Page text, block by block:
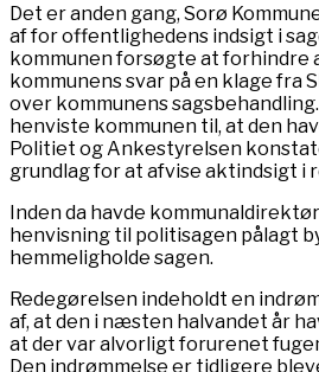
Det er anden gang, Sorø
af for offentlighedens indsigt i
kommunen forsøgte at forhindre
kommunens svar på en klage fra
over kommunens
henviste kommunen til, at den
Politiet og Ankestyrelsen
grundlag for at afvise aktindsigt i
Inden da havde
henvisning til politisagen pålagt
hemmeligholde sagen.
Redegørelsen indeholdt en
af, at den i næsten halvandet år
at der var alvorligt forurenet
Den indrømmelse er tidligere